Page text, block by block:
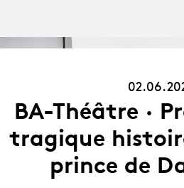
BA-Théâtre ·
tragique
prince de